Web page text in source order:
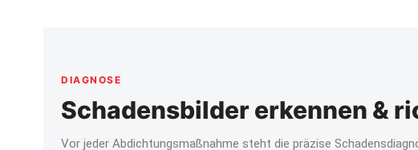
DIAGNOSE
Schadensbilder erkennen &
Vor jeder Abdichtungsmaßnahme steht die präzise